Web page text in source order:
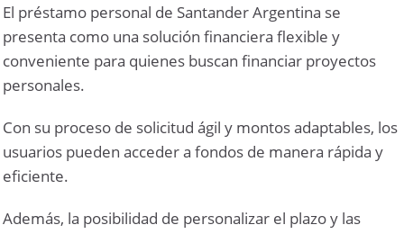
El préstamo personal de Santander Argentina se
presenta como una solución financiera flexible y
conveniente para quienes buscan financiar proyectos
personales.
Con su proceso de solicitud ágil y montos adaptables, los
usuarios pueden acceder a fondos de manera rápida y
eficiente.
Además, la posibilidad de personalizar el plazo y las